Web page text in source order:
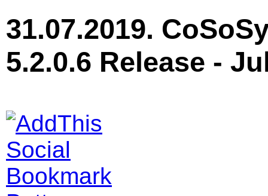
31.07.2019.
5.2.0.6 Release -